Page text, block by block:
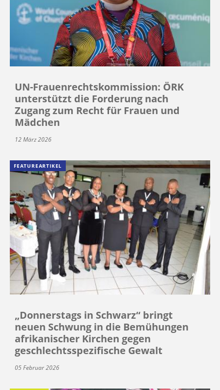
UN-Frauenrechtskommission: ÖRK
unterstützt die Forderung nach
Zugang zum Recht für Frauen und
Mädchen
12 März 2026
FEATUREARTIKEL
„Donnerstags in Schwarz“ bringt
neuen Schwung in die Bemühungen
afrikanischer Kirchen gegen
geschlechtsspezifische Gewalt
05 Februar 2026